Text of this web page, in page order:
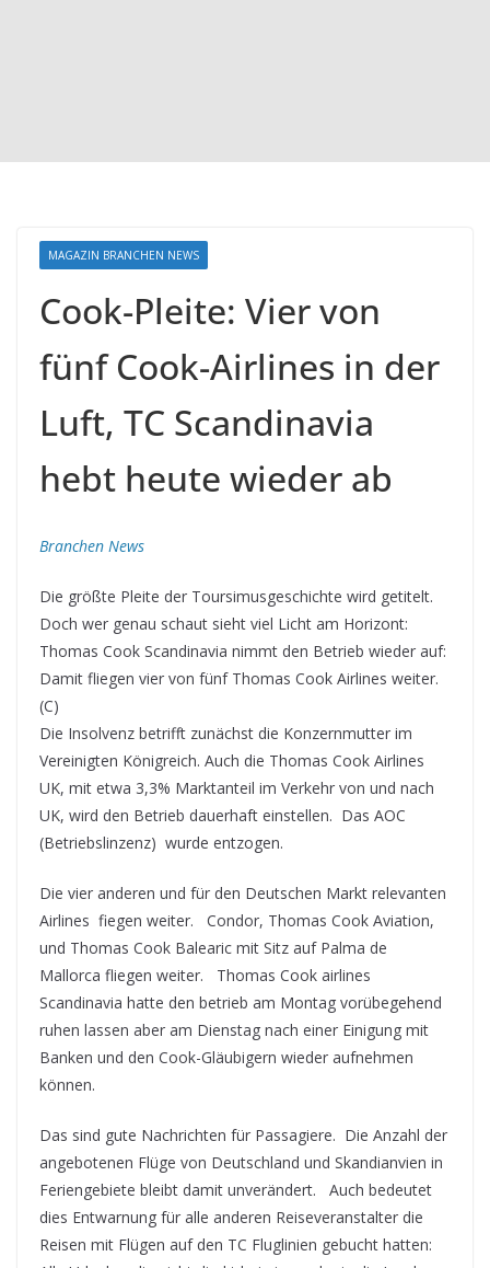
MAGAZIN BRANCHEN NEWS
Cook-Pleite: Vier von
fünf Cook-Airlines in der
Luft, TC Scandinavia
hebt heute wieder ab
Branchen News
Die größte Pleite der Toursimusgeschichte wird getitelt.
Doch wer genau schaut sieht viel Licht am Horizont:
Thomas Cook Scandinavia nimmt den Betrieb wieder auf:
Damit fliegen vier von fünf Thomas Cook Airlines weiter.
(C)
Die Insolvenz betrifft zunächst die Konzernmutter im
Vereinigten Königreich. Auch die Thomas Cook Airlines
UK, mit etwa 3,3% Marktanteil im Verkehr von und nach
UK, wird den Betrieb dauerhaft einstellen. Das AOC
(Betriebslinzenz) wurde entzogen.
Die vier anderen und für den Deutschen Markt relevanten
Airlines fiegen weiter. Condor, Thomas Cook Aviation,
und Thomas Cook Balearic mit Sitz auf Palma de
Mallorca fliegen weiter. Thomas Cook airlines
Scandinavia hatte den betrieb am Montag vorübegehend
ruhen lassen aber am Dienstag nach einer Einigung mit
Banken und den Cook-Gläubigern wieder aufnehmen
können.
Das sind gute Nachrichten für Passagiere. Die Anzahl der
angebotenen Flüge von Deutschland und Skandianvien in
Feriengebiete bleibt damit unverändert. Auch bedeutet
dies Entwarnung für alle anderen Reiseveranstalter die
Reisen mit Flügen auf den TC Fluglinien gebucht hatten: